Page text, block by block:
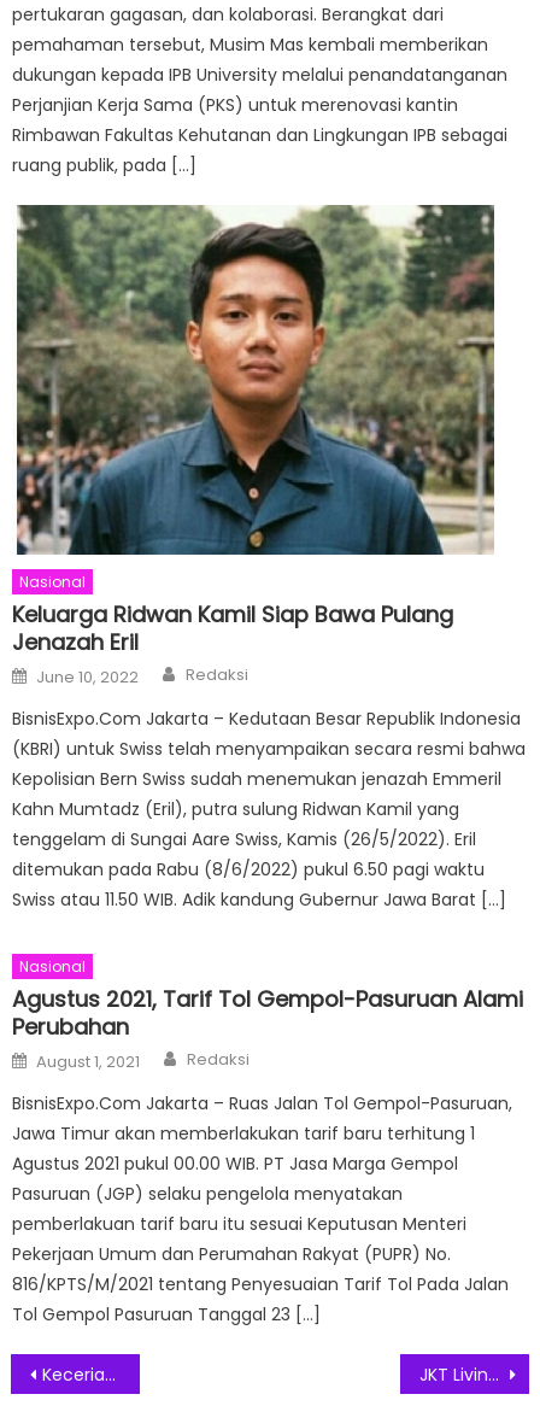
pertukaran gagasan, dan kolaborasi. Berangkat dari
pemahaman tersebut, Musim Mas kembali memberikan
dukungan kepada IPB University melalui penandatanganan
Perjanjian Kerja Sama (PKS) untuk merenovasi kantin
Rimbawan Fakultas Kehutanan dan Lingkungan IPB sebagai
ruang publik, pada […]
Nasional
Keluarga Ridwan Kamil Siap Bawa Pulang
Jenazah Eril
Posted
on
June 10, 2022 Author
Redaksi
BisnisExpo.Com Jakarta – Kedutaan Besar Republik Indonesia
(KBRI) untuk Swiss telah menyampaikan secara resmi bahwa
Kepolisian Bern Swiss sudah menemukan jenazah Emmeril
Kahn Mumtadz (Eril), putra sulung Ridwan Kamil yang
tenggelam di Sungai Aare Swiss, Kamis (26/5/2022). Eril
ditemukan pada Rabu (8/6/2022) pukul 6.50 pagi waktu
Swiss atau 11.50 WIB. Adik kandung Gubernur Jawa Barat […]
Nasional
Agustus 2021, Tarif Tol Gempol-Pasuruan Alami
Perubahan
Posted
on
August 1, 2021 Author
Redaksi
BisnisExpo.Com Jakarta – Ruas Jalan Tol Gempol-Pasuruan,
Jawa Timur akan memberlakukan tarif baru terhitung 1
Agustus 2021 pukul 00.00 WIB. PT Jasa Marga Gempol
Pasuruan (JGP) selaku pengelola menyatakan
pemberlakuan tarif baru itu sesuai Keputusan Menteri
Pekerjaan Umum dan Perumahan Rakyat (PUPR) No.
816/KPTS/M/2021 tentang Penyesuaian Tarif Tol Pada Jalan
Tol Gempol Pasuruan Tanggal 23 […]
Post
Keceriaan Indahnya Blissful Ramadan Aviary Bintaro Berbagi Tajil JKT Living Star Rampungkan Pembangunan Apartemen